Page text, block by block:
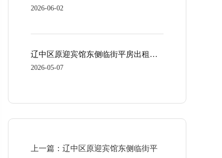
2026-06-02
辽中区原迎宾馆东侧临街平房出租公告
2026-05-07
上一篇：辽中区原迎宾馆东侧临街平